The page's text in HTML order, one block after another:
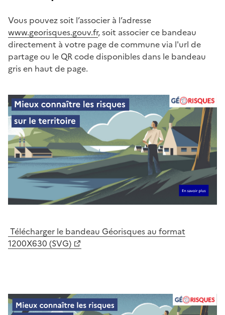
Vous pouvez soit l’associer à l’adresse
www.georisques.gouv.fr, soit associer ce bandeau
directement à votre page de commune via l'url de
partage ou le QR code disponibles dans le bandeau
gris en haut de page.
Télécharger le bandeau Géorisques au format
1200X630 (SVG)